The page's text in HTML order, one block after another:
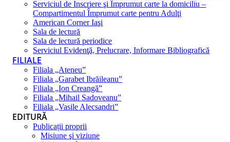
Serviciul de Inscriere şi Împrumut carte la domiciliu –
Compartimentul Împrumut carte pentru Adulţi
American Corner Iaşi
Sala de lectură
Sala de lectură periodice
Serviciul Evidenţă, Prelucrare, Informare Bibliografică
FILIALE
Filiala „Ateneu”
Filiala „Garabet Ibrăileanu”
Filiala „Ion Creangă”
Filiala „Mihail Sadoveanu”
Filiala „Vasile Alecsandri”
EDITURĂ
Publicații proprii
Misiune şi viziune